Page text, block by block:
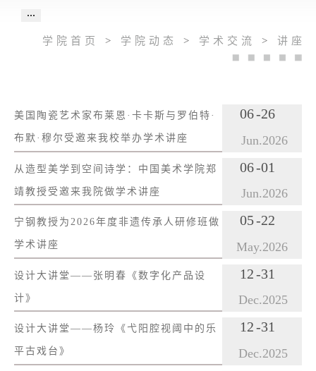
学院首页 > 学院动态 > 学术交流 > 讲座
美国陶瓷艺术家布莱恩·卡卡斯与罗伯特·
布默·穆尔受邀来我校举办学术讲座
06-26
Jun.2026
从造型美学到空间诗学：中国美术学院郑
靖教授受邀来我院做学术讲座
06-01
Jun.2026
宁钢教授为2026年度非遗传承人研修班做
学术讲座
05-22
May.2026
设计大讲堂——张明春《数字化产品设
计》
12-31
Dec.2025
设计大讲堂——杨玲《弋阳腔视阈中的乐
平古戏台》
12-31
Dec.2025